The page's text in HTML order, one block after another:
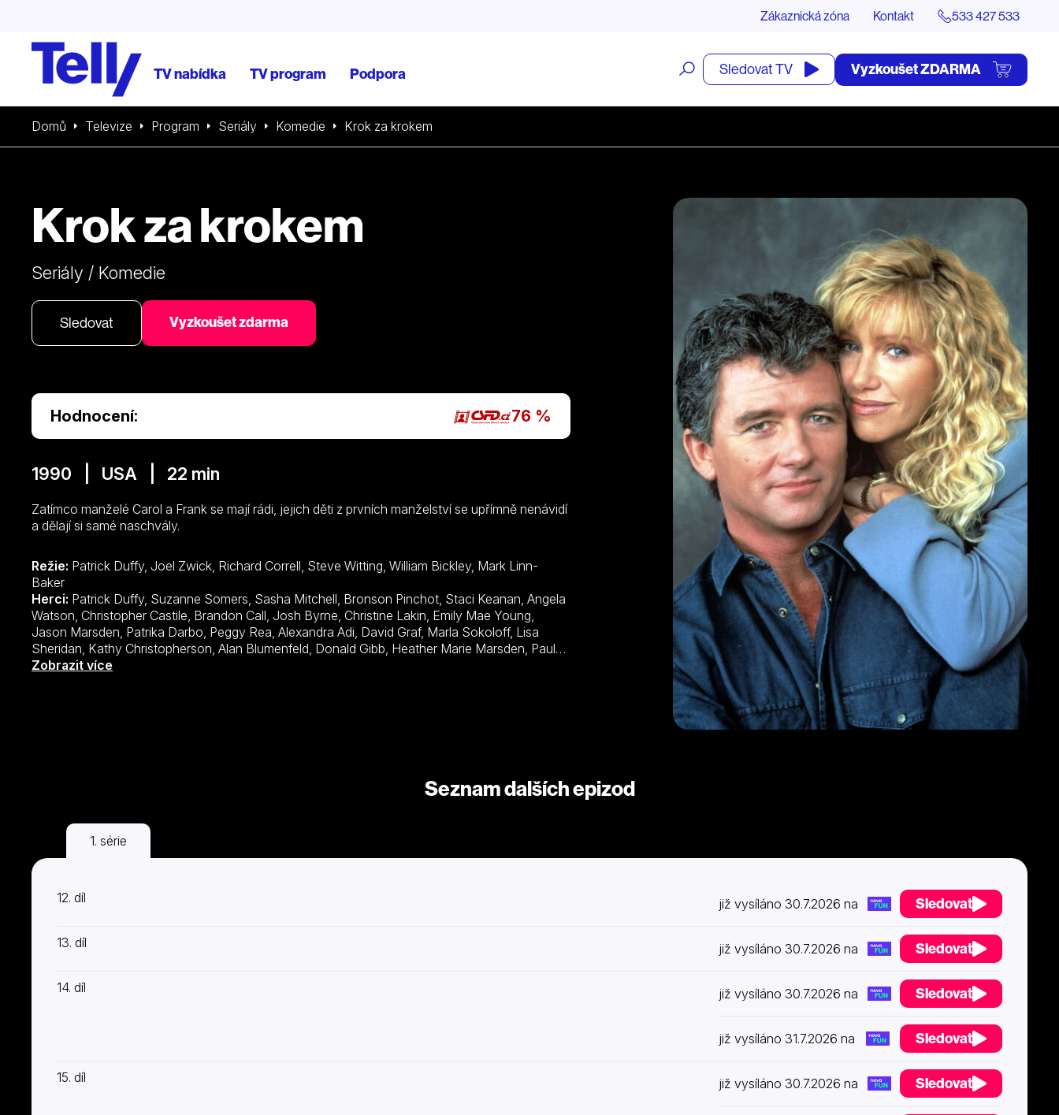
Zákaznická zóna Kontakt 533 427 533
TV nabídka TV program Podpora
Otevřít
vyhledávání
Sledovat TV Vyzkoušet ZDARMA
Domů Televize Program Seriály Komedie Krok za krokem
Krok za krokem
Seriály / Komedie
Sledovat Vyzkoušet zdarma
Hodnocení: 76 %
1990 | USA | 22 min
Zatímco manželé Carol a Frank se mají rádi, jejich děti z prvních manželství se upřímně nenávidí
a dělají si samé naschvály.
Režie: Patrick Duffy, Joel Zwick, Richard Correll, Steve Witting, William Bickley, Mark Linn-
Baker
Herci:
Zobrazit více
Seznam dalších epizod
1. série
12. díl již vysíláno 30.7.2026 na Sledovat
13. díl již vysíláno 30.7.2026 na Sledovat
14. díl již vysíláno 30.7.2026 na Sledovat
již vysíláno 31.7.2026 na Sledovat
15. díl již vysíláno 30.7.2026 na Sledovat